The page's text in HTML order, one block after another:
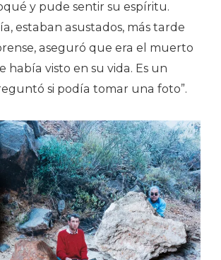
y pude sentir su espíritu.
estaban asustados, más tarde
aseguró que era el muerto
había visto en su vida. Es un
si podía tomar una foto”.